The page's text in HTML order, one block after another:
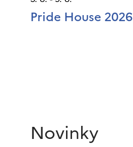
Pride House 2026
Novinky